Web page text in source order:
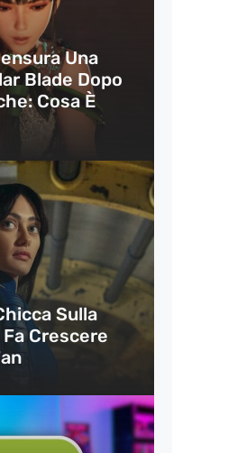
Una
Blade Dopo
Cosa È
Sulla
Crescere